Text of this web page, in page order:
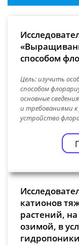
способом
Цель: изучить
способом
основные
и требованиями
устройство
катионов
растений,
озимой, в